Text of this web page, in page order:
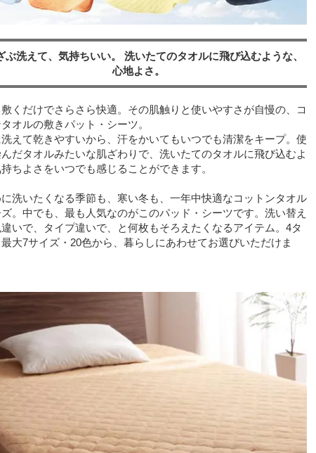
ぶ洗えて、気持ちいい。 洗いたてのタオルに飛び込むような、
心地よさ。
敷くだけでさらさら快適。その肌触りと使いやすさが自慢の、コ
オルの敷きパット・シーツ。
えて乾きやすいから、汗をかいてもいつでも清潔をキープ。使
だタオルみたいな肌ざわりで、洗いたてのタオルに飛び込むよ
ちよさをいつでも感じることができます。
に洗いたくなる季節も、寒い冬も、一年中快適なコットンタオル
。中でも、最も人気なのがこのパッド・シーツです。洗い替え
いで、タイプ違いで、と何枚もそろえたくなるアイテム。4タ
大7サイズ・20色から、暮らしにあわせてお選びいただけま